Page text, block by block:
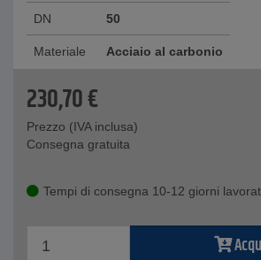
DN 50
Materiale Acciaio al carbonio
230,70€
Prezzo (IVA inclusa)
Consegna gratuita
Tempi di consegna 10-12 giorni